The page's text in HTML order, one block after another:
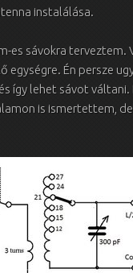
instalálása.
es sávokra
egységre. Én persze
így lehet sávot
is ismertettem,